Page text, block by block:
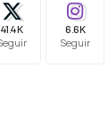
41.4K 6.6K
Seguir